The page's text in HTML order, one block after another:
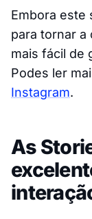
Embora este
para tornar a
mais fácil de
Podes ler
Instagram.
As